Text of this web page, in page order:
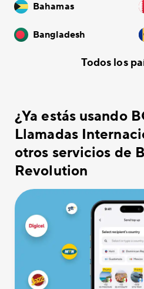
Bahamas
Bangladesh
Todos los
¿Ya estás usando
Llamadas
otros servicios de
Revolution